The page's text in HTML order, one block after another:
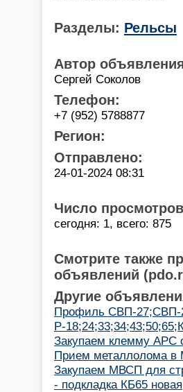
Разделы: Рельсы
Автор
Сергей Соколов
Телефон:
+7 (952) 5788877
Регион:
Отправлено:
24-01-2024 08:31
Число
сегодня: 1, всего: 875
Смотрите также
объявлений
Другие
Профиль СВП-27;СВП-
Р-
Закупаем клемму АРС
Прием металлолома в
Закупаем МВСП для
- подкладка КБ65 новая